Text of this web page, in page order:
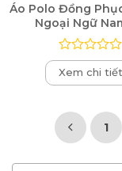
Áo Polo Đồng
Ngoại Ngữ
Được
xếp
hạng
5
sao
Xem chi tiết
1